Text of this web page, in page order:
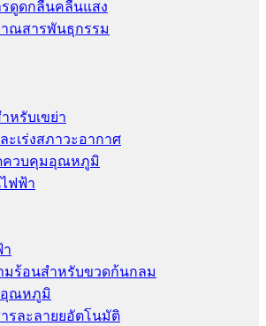
รดูดกลืนคลื่นแสง
าณสารพันธุกรรม
หรับเขย่า
ะเร่งสภาวะอากาศ
ควบคุมอุณหภูมิ
ฟฟ้า
า
มร้อนสำหรับขวดก้นกลม
อุณหภูมิ
รละลายยอัตโนมัติ